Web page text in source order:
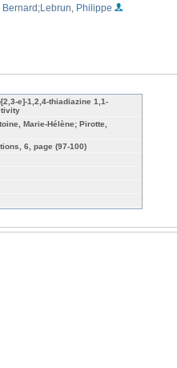
Bernard;Lebrun, Philippe
e]-1,2,4-thiadiazine 1,1-
Marie-Hélène; Pirotte,
6, page (97-100)